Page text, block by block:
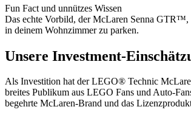
Fun Fact und unnützes Wissen
Das echte Vorbild, der McLaren Senna
in deinem Wohnzimmer zu parken.
Unsere Investment-
Als Investition hat der LEGO® Technic
breites Publikum aus LEGO Fans und Auto-
begehrte McLaren-Brand und das